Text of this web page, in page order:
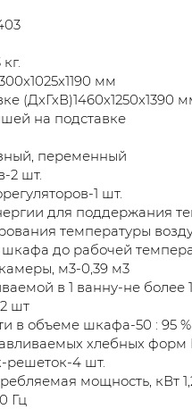
мм
(ДхГхВ)1460х1250х1390
на подставке
переменный
2 шт.
1 шт.
для поддержания
температуры
до рабочей
м3-0,39 м3
в 1 ванну-не более
шт
в объеме шкафа-50 : 95 %
хлебных форм
решеток-4 шт.
мощность, кВт
Гц